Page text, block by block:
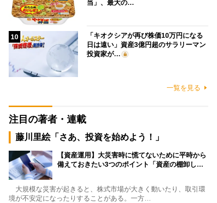
当」、最大の…
10
「キオクシアが再び株価10万円になる
日は遠い」資産3億円超のサラリーマン
投資家が…
一覧を見る
注目の著者・連載
藤川里絵「さあ、投資を始めよう！」
【資産運用】大災害時に慌てないために平時から
備えておきたい3つのポイント「資産の棚卸し…
大規模な災害が起きると、株式市場が大きく動いたり、取引環
境が不安定になったりすることがある。一方…